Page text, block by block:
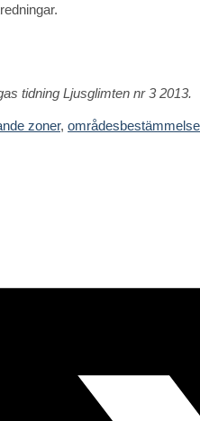
tidning Ljusglimten nr 3 2013.
zoner,